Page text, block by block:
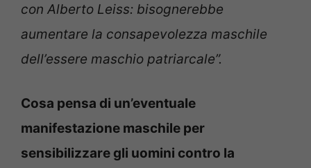
con Alberto Leiss: bisognerebbe
aumentare la consapevolezza maschile
dell’essere maschio patriarcale”.
Cosa pensa di un’eventuale
manifestazione maschile per
sensibilizzare gli uomini contro la